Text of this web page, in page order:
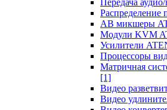
Передача
Распределение
АВ микшеры
Модули KVM
Усилители
Процессоры
Матричная
[1]
Видео
Видео